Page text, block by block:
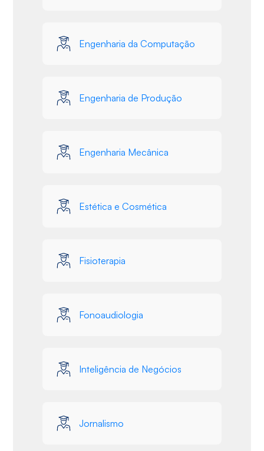
Engenharia da Computação
Engenharia de Produção
Engenharia Mecânica
Estética e Cosmética
Fisioterapia
Fonoaudiologia
Inteligência de Negócios
Jornalismo